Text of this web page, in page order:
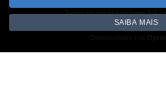
Todos os valores incluem IVA à
Copyright ©
SAIBA MAIS